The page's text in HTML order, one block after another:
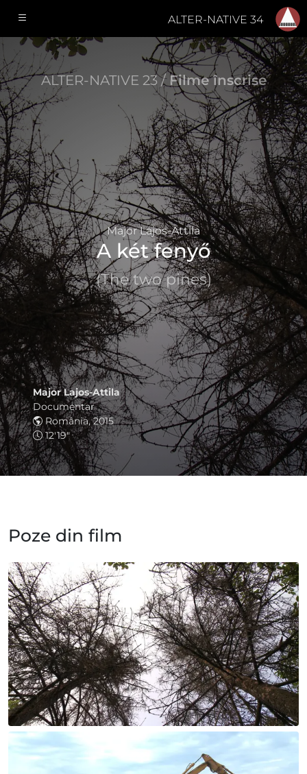
ALTER-NATIVE 34
ALTER-NATIVE 23 /Filme înscrise
Major Lajos-Attila
A két fenyő
(The two pines)
Major Lajos-Attila
Documentar
România, 2015
12'19"
Poze din film